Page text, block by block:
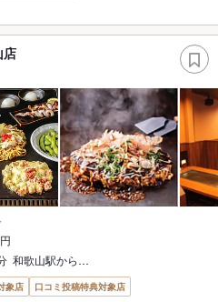
和歌山駅から…
象店 口コミ投稿特典対象店